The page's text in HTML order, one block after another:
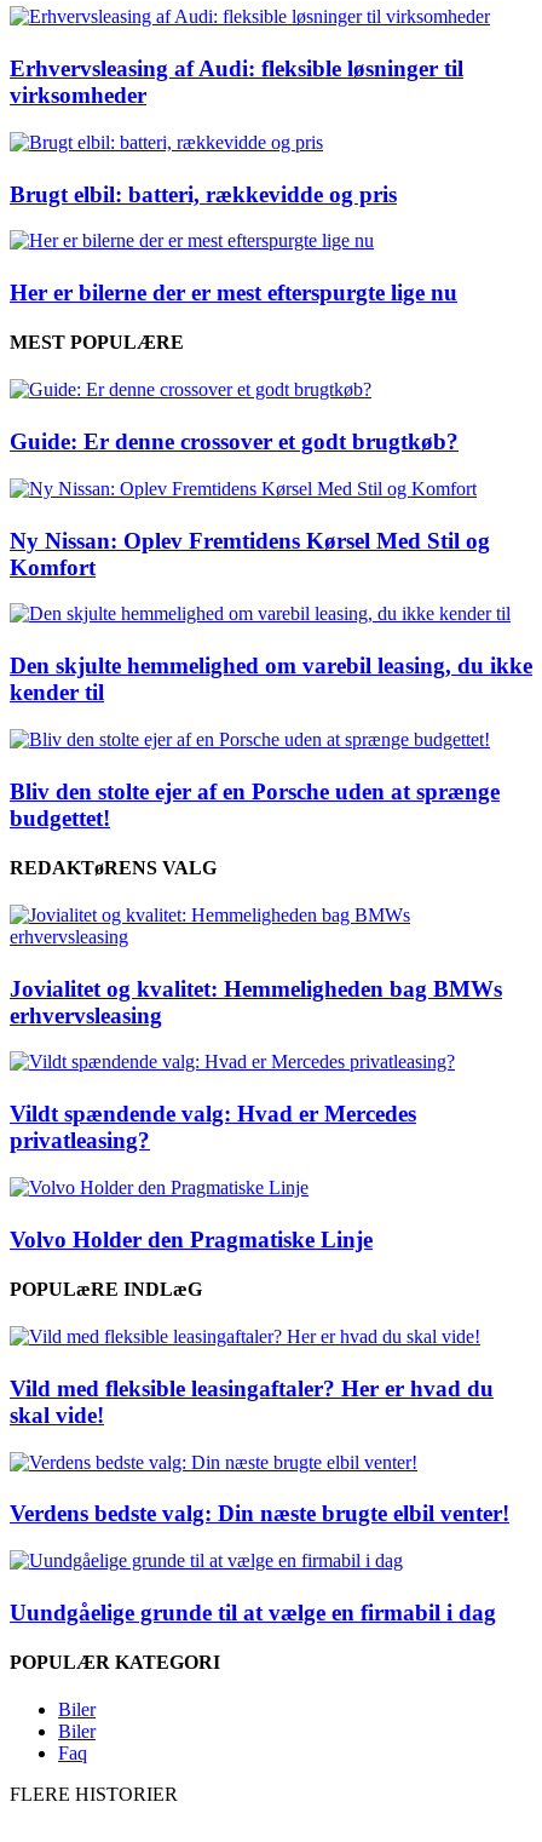
Erhvervsleasing af Audi: fleksible løsninger til
virksomheder
Brugt elbil: batteri, rækkevidde og pris
Her er bilerne der er mest efterspurgte lige nu
MEST POPULÆRE
Guide: Er denne crossover et godt brugtkøb?
Ny Nissan: Oplev Fremtidens Kørsel Med Stil og
Komfort
Den skjulte hemmelighed om varebil leasing, du ikke
kender til
Bliv den stolte ejer af en Porsche uden at sprænge
budgettet!
REDAKTøRENS VALG
Jovialitet og kvalitet: Hemmeligheden bag BMWs
erhvervsleasing
Vildt spændende valg: Hvad er Mercedes
privatleasing?
Volvo Holder den Pragmatiske Linje
POPULæRE INDLæG
Vild med fleksible leasingaftaler? Her er hvad du
skal vide!
Verdens bedste valg: Din næste brugte elbil venter!
Uundgåelige grunde til at vælge en firmabil i dag
POPULÆR KATEGORI
Biler
Biler
Faq
FLERE HISTORIER